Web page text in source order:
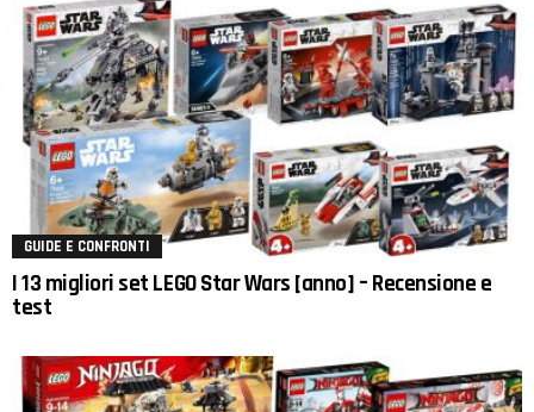
GUIDE E CONFRONTI
I 13 migliori set LEGO Star Wars [anno] – Recensione e
test